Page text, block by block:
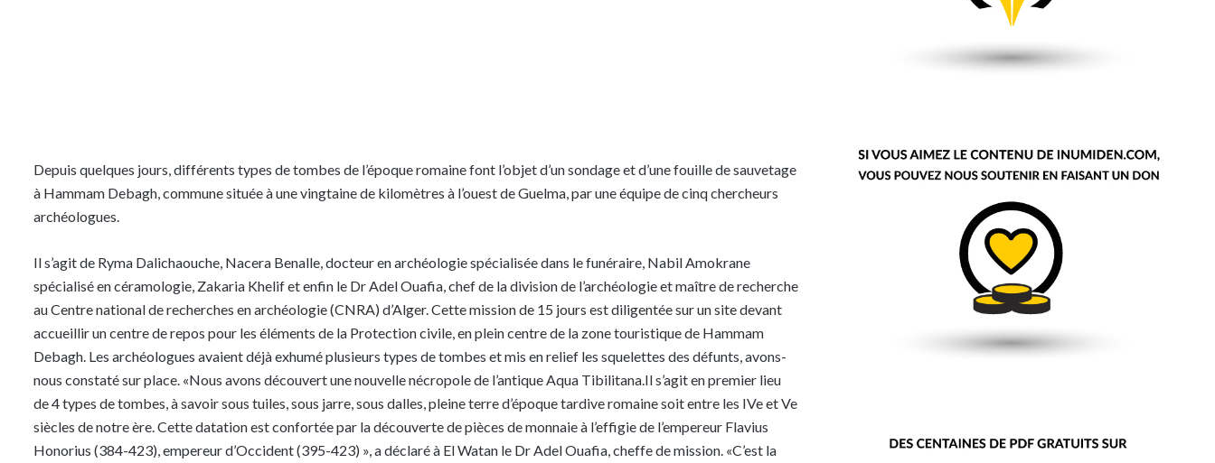
Depuis quelques jours, différents types de tombes de l’époque romaine font l’objet d’un sondage et d’une fouille de sauvetage
à Hammam Debagh, commune située à une vingtaine de kilomètres à l’ouest de Guelma, par une équipe de cinq chercheurs
archéologues.
Il s’agit de Ryma Dalichaouche, Nacera Benalle, docteur en archéologie spécialisée dans le funéraire, Nabil Amokrane
spécialisé en céramologie, Zakaria Khelif et enfin le Dr Adel Ouafia, chef de la division de l’archéologie et maître de recherche
au Centre national de recherches en archéologie (CNRA) d’Alger. Cette mission de 15 jours est diligentée sur un site devant
accueillir un centre de repos pour les éléments de la Protection civile, en plein centre de la zone touristique de Hammam
Debagh. Les archéologues avaient déjà exhumé plusieurs types de tombes et mis en relief les squelettes des défunts, avons-
nous constaté sur place. «Nous avons découvert une nouvelle nécropole de l’antique Aqua Tibilitana.Il s’agit en premier lieu
de 4 types de tombes, à savoir sous tuiles, sous jarre, sous dalles, pleine terre d’époque tardive romaine soit entre les IVe et Ve
siècles de notre ère. Cette datation est confortée par la découverte de pièces de monnaie à l’effigie de l’empereur Flavius
Honorius (384-423), empereur d’Occident (395-423) », a déclaré à El Watan le Dr Adel Ouafia, cheffe de mission. «C’est la